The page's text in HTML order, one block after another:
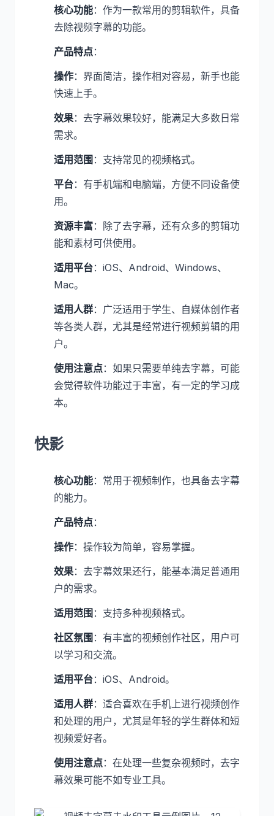
核心功能：作为一款常用的剪辑软件，具备
去除视频字幕的功能。
产品特点：
操作：界面简洁，操作相对容易，新手也能
快速上手。
效果：去字幕效果较好，能满足大多数日常
需求。
适用范围 ：支持常见的视频格式。
平台：有手机端和电脑端，方便不同设备使
用。
资源丰富：除了去字幕，还有众多的剪辑功
能和素材可供使用。
适用平台：iOS、Android、Windows、
Mac。
适用人群：广泛适用于学生、自媒体创作者
等各类人群，尤其是经常进行视频剪辑的用
户。
使用注意点：如果只需要单纯去字幕，可能
会觉得软件功能过于丰富，有一定的学习成
本。
快影
核心功能：常用于视频制作，也具备去字幕
的能力。
产品特点：
操作：操作较为简单，容易掌握。
效果：去字幕效果还行，能基本满足普通用
户的需求。
适用范围 ：支持多种视频格式。
社区氛围 ：有丰富的视频创作社区，用户可
以学习和交流。
适用平台：iOS、Android。
适用人群：适合喜欢在手机上进行视频创作
和处理的用户，尤其是年轻的学生群体和短
视频爱好者。
使用注意点：在处理一些复杂视频时，去字
幕效果可能不如专业工具。